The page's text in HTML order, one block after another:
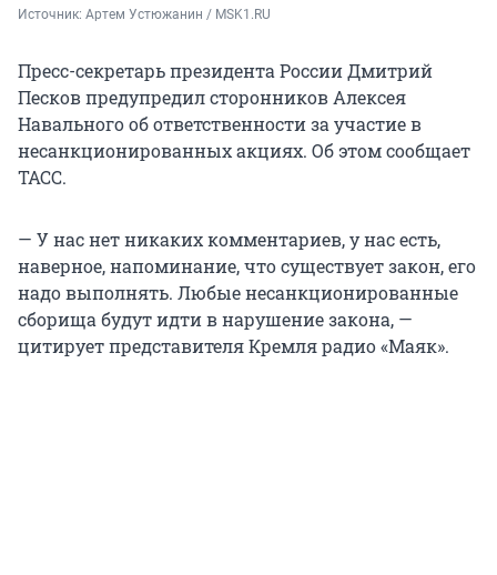
Источник: Артем Устюжанин / MSK1.RU
Пресс-секретарь президента России Дмитрий
Песков предупредил сторонников Алексея
Навального об ответственности за участие в
несанкционированных акциях. Об этом сообщает
ТАСС.
— У нас нет никаких комментариев, у нас есть,
наверное, напоминание, что существует закон, его
надо выполнять. Любые несанкционированные
сборища будут идти в нарушение закона, —
цитирует представителя Кремля радио «Маяк».